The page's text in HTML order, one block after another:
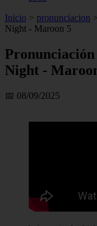
Inicio > pronunciacion >
Night - Maroon 5
Night -
📅 08/09/2025